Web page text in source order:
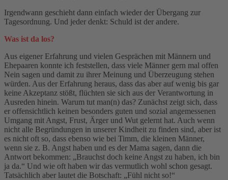
Irgendwann geschieht dann einfach wieder der Übergang zur
Tagesordnung. Und jeder denkt: Schuld ist der andere.
Was ist da los?
Aus eigener Erfahrung und vielen Gesprächen mit Männern und
Ehepaaren konnte ich feststellen, dass viele Männer gern mal offen
Nein sagen und damit zu ihrer Meinung und Überzeugung stehen
würden. Aus der Erfahrung heraus, dass das aber auf wenig bis gar
keine Akzeptanz stößt, flüchten sie sich aus der Verantwortung in
Ausreden hinein. Warum tut man(n) das? Zunächst zeigt sich, dass
er offensichtlich keinen besonders guten und sozial angemessenen
Umgang mit Angst, Frust, Ärger und Wut gelernt hat. Auch wenn
nicht alle Begründungen in unserer Kindheit zu finden sind, aber ist
es nicht oft so, dass ebenso wie bei Timm, die kleinen Männer,
wenn sie z. B. Angst haben und es der Mama sagen, dann die
Antwort bekommen: „Brauchst doch keine Angst zu haben, ich bin
ja da.“ Und wie oft haben wir das vermutlich wohl schon gesagt.
Tatsächlich aber lautet die Botschaft: „Fühl nicht so!“